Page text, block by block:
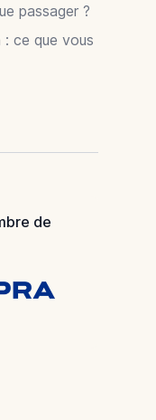
passager ?
ce que vous
de